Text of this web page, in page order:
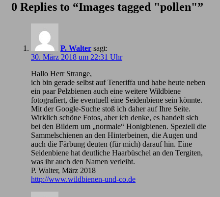
0 Replies to “Images tagged "pollen"”
P. Walter sagt:
30. März 2018 um 22:31 Uhr
Hallo Herr Strange,
ich bin gerade selbst auf Teneriffa und habe heute neben
ein paar Pelzbienen auch eine weitere Wildbiene
fotografiert, die eventuell eine Seidenbiene sein könnte.
Mit der Google-Suche stoß ich daher auf Ihre Seite.
Wirklich schöne Fotos, aber ich denke, es handelt sich
bei den Bildern um „normale“ Honigbienen. Speziell die
Sammelschienen an den Hinterbeinen, die Augen und
auch die Färbung deuten (für mich) darauf hin. Eine
Seidenbiene hat deutliche Haarbüschel an den Tergiten,
was ihr auch den Namen verleiht.
P. Walter, März 2018
http://www.wildbienen-und-co.de